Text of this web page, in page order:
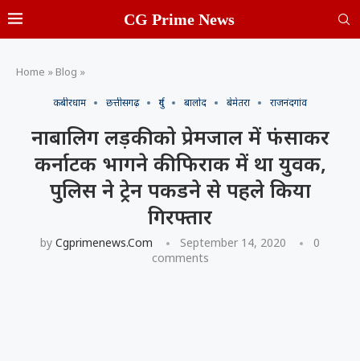
CG Prime News
Home » Blog »
कबीरधाम छत्तीसगढ़ दुर्ग बालोद बेमेतरा राजनंदगांव
नाबालिग लड़की को प्रेमजाल में फंसाकर
कर्नाटक भागने की फिराक में था युवक,
पुलिस ने ट्रेन पकडने से पहले किया
गिरफ्तार
by Cgprimenews.com September 14, 2020
0
comments